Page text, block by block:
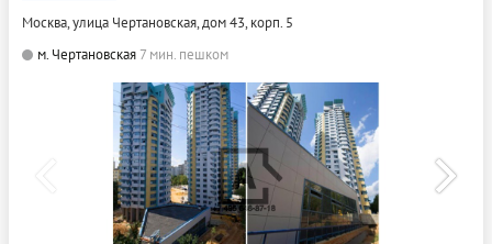
Москва, улица Чертановская, дом 43, корп. 5
м. Чертановская 7 мин. пешком